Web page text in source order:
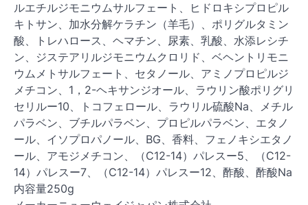
ルエチルジモニウムサルフェート、ヒドロキシプロピル
キトサン、加水分解ケラチン（羊毛）、ポリグルタミン
酸、トレハロース、ヘマチン、尿素、乳酸、水添レシチ
ン、ジステアリルジモニウムクロリド、ベヘントリモニ
ウムメトサルフェート、セタノール、アミノプロピルジ
メチコン、1，2-ヘキサンジオール、ラウリン酸ポリグリ
セリルー10、トコフェロール、ラウリル硫酸Na、メチル
パラベン、ブチルパラベン、プロピルパラベン、エタノ
ール、イソプロパノール、BG、香料、フェノキシエタノ
ール、アモジメチコン、（C12-14）パレスー5、（C12-
14）パレスー7、（C12-14）パレスー12、酢酸、酢酸Na
内容量250g